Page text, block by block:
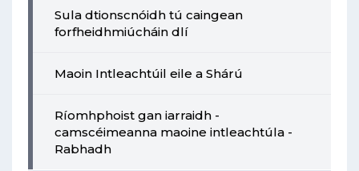
Sula dtionscnóidh tú caingean
forfheidhmiúcháin dlí
Maoin Intleachtúil eile a Shárú
Ríomhphoist gan iarraidh -
camscéimeanna maoine intleachtúla -
Rabhadh